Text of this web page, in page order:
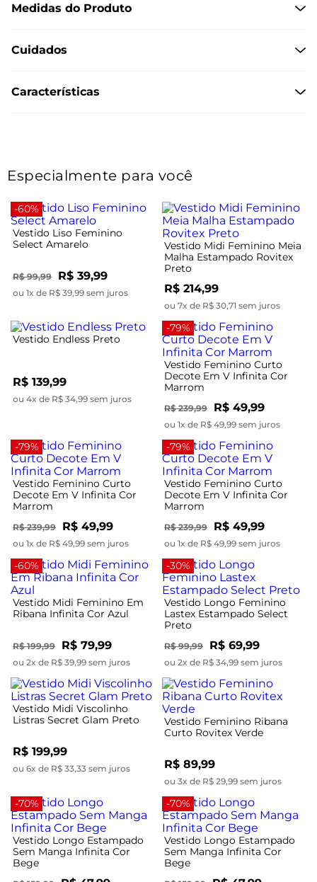
Medidas do Produto
Cuidados
Características
Especialmente para você
-60%
Vestido Liso Feminino
Select Amarelo
R$ 99,99 R$ 39,99
ou 1x de R$ 39,99 sem juros
Vestido Midi Feminino Meia
Malha Estampado Rovitex
Preto
R$ 214,99
ou 7x de R$ 30,71 sem juros
Vestido Endless Preto
R$ 139,99
ou 4x de R$ 34,99 sem juros
-79%
Vestido Feminino Curto
Decote Em V Infinita Cor
Marrom
R$ 239,99 R$ 49,99
ou 1x de R$ 49,99 sem juros
-79%
Vestido Feminino Curto
Decote Em V Infinita Cor
Marrom
R$ 239,99 R$ 49,99
ou 1x de R$ 49,99 sem juros
-79%
Vestido Feminino Curto
Decote Em V Infinita Cor
Marrom
R$ 239,99 R$ 49,99
ou 1x de R$ 49,99 sem juros
-60%
Vestido Midi Feminino Em
Ribana Infinita Cor Azul
R$ 199,99 R$ 79,99
ou 2x de R$ 39,99 sem juros
-30%
Vestido Longo Feminino
Lastex Estampado Select
Preto
R$ 99,99 R$ 69,99
ou 2x de R$ 34,99 sem juros
Vestido Midi Viscolinho
Listras Secret Glam Preto
R$ 199,99
ou 6x de R$ 33,33 sem juros
Vestido Feminino Ribana
Curto Rovitex Verde
R$ 89,99
ou 3x de R$ 29,99 sem juros
-70%
Vestido Longo Estampado
Sem Manga Infinita Cor
Bege
-70%
Vestido Longo Estampado
Sem Manga Infinita Cor
Bege